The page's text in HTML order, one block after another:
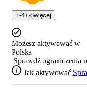
+-4+-8więcej
Możesz aktywować w
Polska
Sprawdź ograniczenia
Jak aktywować